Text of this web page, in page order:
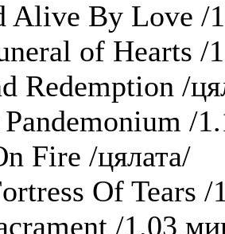
Alive By Love /
of Hearts /
Redemption /
Pandemonium /
Fire /цялата/
Of Tears
/1.03